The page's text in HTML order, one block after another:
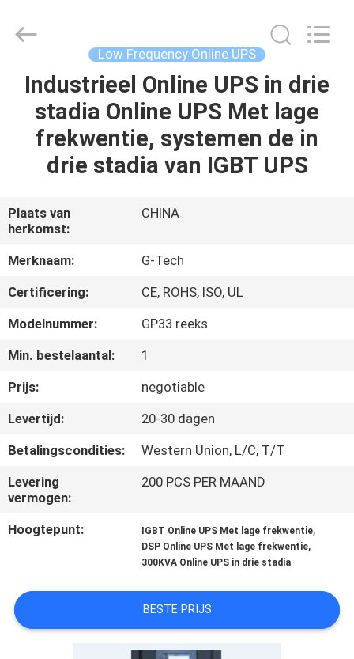
THUIS
PRODUCTEN
ONS
FABRIEKSTOCHT
KWALITEITSCONTROLE
NEEM
CONTACT
MET
ONS
OP
NIEUWS
EEN
OFFERTE
POWER
GROUP.
Reserved.
Low Frequency Online UPS
Industrieel Online UPS in drie
stadia Online UPS Met lage
frekwentie, systemen de in
drie stadia van IGBT UPS
Plaats van
herkomst:
CHINA
Merknaam:
G-Tech
Certificering:
CE, ROHS, ISO, UL
Modelnummer:
GP33 reeks
Min. bestelaantal:
1
Prijs:
negotiable
Levertijd:
20-30 dagen
Betalingscondities:
Western Union, L/C, T/T
Levering
vermogen:
200 PCS PER MAAND
Hoogtepunt: IGBT Online UPS Met lage frekwentie,
DSP Online UPS Met lage frekwentie,
300KVA Online UPS in drie stadia
BESTE PRIJS